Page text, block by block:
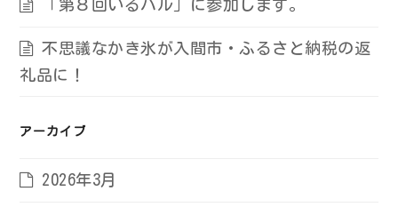
「第８回いるバル」に参加します。
不思議なかき氷が入間市・ふるさと納税の返
礼品に！
アーカイブ
2026年3月